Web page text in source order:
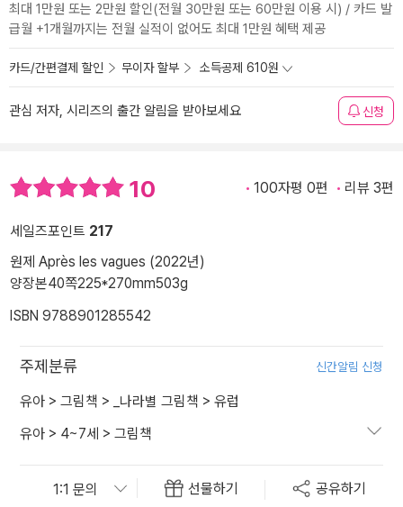
최대 1만원 또는 2만원 할인(전월 30만원 또는 60만원 이용 시) / 카드 발
급월 +1개월까지는 전월 실적이 없어도 최대 1만원 혜택 제공
카드/간편결제 할인 무이자 할부 소득공제 610원
관심 저자, 시리즈의 출간 알림을 받아보세요 신청
10 100자평 0편 리뷰 3편
세일즈포인트 217
원제 Après les vagues (2022년)
양장본40쪽225*270mm503g
ISBN 9788901285542
주제분류 신간알림 신청
유아 > 그림책 > _나라별 그림책 > 유럽
유아 > 4~7세 > 그림책
선물하기 공유하기